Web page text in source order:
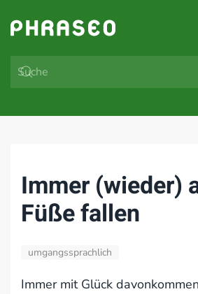
Zum Hauptinhalt springen
Immer (wieder)
Füße fallen
umgangssprachlich
Immer mit Glück